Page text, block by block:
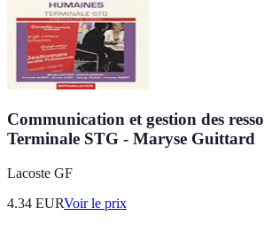
Communication et gestion des
Terminale STG - Maryse Guittard
Lacoste GF
4.34 EURVoir le prix